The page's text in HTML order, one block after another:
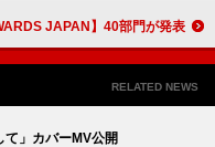
ス／Creepy Nuts／羊文学ら受賞、【MUSIC AWARDS JAPAN】40部門が発表
RELATED NEWS
」カバーMV公開